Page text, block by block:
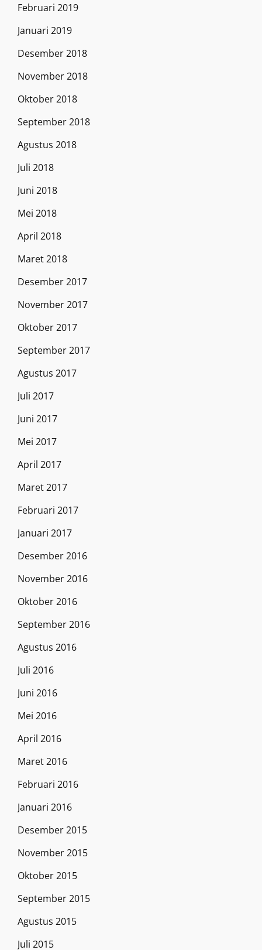
Februari 2019
Januari 2019
Desember 2018
November 2018
Oktober 2018
September 2018
Agustus 2018
Juli 2018
Juni 2018
Mei 2018
April 2018
Maret 2018
Desember 2017
November 2017
Oktober 2017
September 2017
Agustus 2017
Juli 2017
Juni 2017
Mei 2017
April 2017
Maret 2017
Februari 2017
Januari 2017
Desember 2016
November 2016
Oktober 2016
September 2016
Agustus 2016
Juli 2016
Juni 2016
Mei 2016
April 2016
Maret 2016
Februari 2016
Januari 2016
Desember 2015
November 2015
Oktober 2015
September 2015
Agustus 2015
Juli 2015